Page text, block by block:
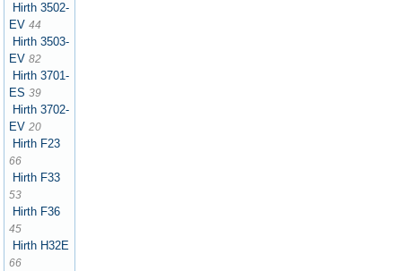
Hirth 3502-
EV 44
Hirth 3503-
EV 82
Hirth 3701-
ES 39
Hirth 3702-
EV 20
Hirth F23
66
Hirth F33
53
Hirth F36
45
Hirth H32E
66